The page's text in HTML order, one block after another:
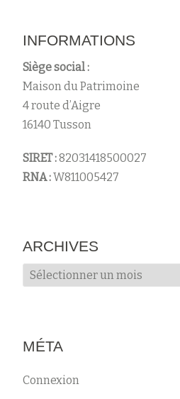
INFORMATIONS
Siège social :
Maison du Patrimoine
4 route d’Aigre
16140 Tusson
SIRET :82031418500027
RNA :W811005427
ARCHIVES
Archives
MÉTA
Connexion